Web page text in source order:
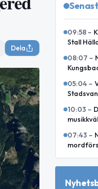
Dela
09:58 –
Stall
08:07 –
05:04 –
10:03 –
07:43 –